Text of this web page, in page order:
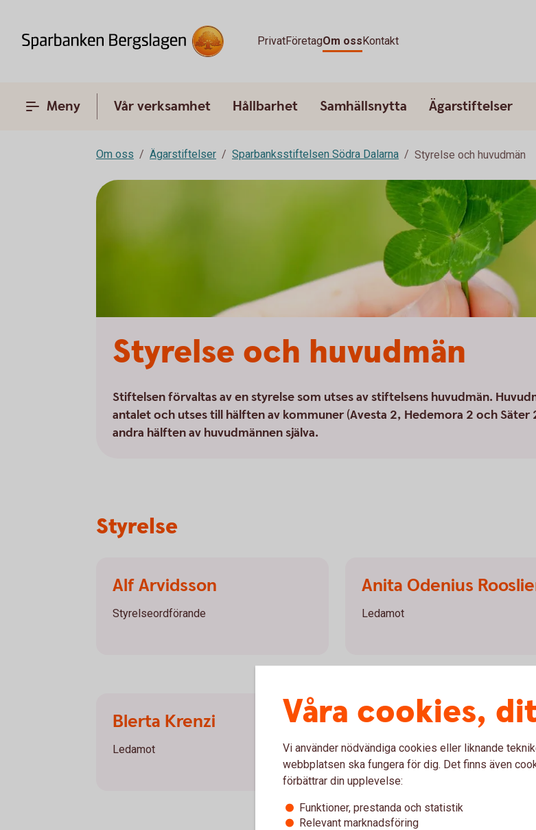
PrivatFöretagOm ossKontakt
Meny Vår verksamhet Hållbarhet Samhällsnytta Ägarstiftelser
Om oss Ägarstiftelser Sparbanksstiftelsen Södra Dalarna Styrelse och huvudmän
Styrelse och huvudmän
Stiftelsen förvaltas av en styrelse som utses av stiftelsens huvudmän.
antalet och utses till hälften av kommuner (Avesta 2, Hedemora 2 och Säter
andra hälften av huvudmännen själva.
Styrelse
Alf Arvidsson
Styrelseordförande
Anita Odenius
Ledamot
Blerta Krenzi
Ledamot
Annica Hanses
Ledamot
Våra cookies,
Vi använder nödvändiga cookies eller liknande
webbplatsen ska fungera för dig. Det finns även
förbättrar din upplevelse:
Funktioner, prestanda och statistik
Relevant marknadsföring